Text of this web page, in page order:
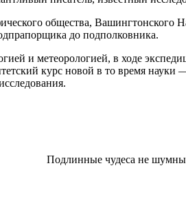
общества, Вашингтонского
до подполковника.
и метеорологией, в ходе
курс новой в то время науки
Подлинные чудеса не